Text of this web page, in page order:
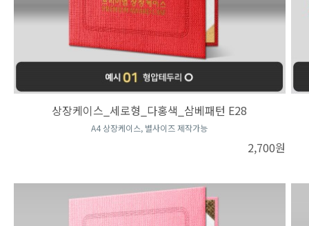
상장케이스_세로형_다홍색_삼베패턴 E28
A4 상장케이스, 별사이즈 제작가능
2,700원